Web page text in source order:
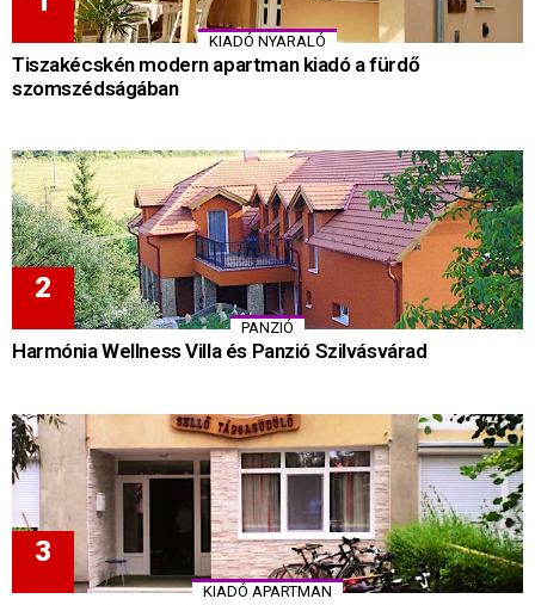
KIADÓ NYARALÓ
Tiszakécskén modern apartman kiadó a fürdő
szomszédságában
PANZIÓ
Harmónia Wellness Villa és Panzió Szilvásvárad
KIADÓ APARTMAN